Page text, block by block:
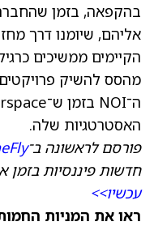
בהקפאה, בזמן
הקיימים ממשיכים
מהסס להשיק
האסטרטגיות שלה.
פורסם לראשונה ב־
חדשות פיננסיות
עכשיו>>